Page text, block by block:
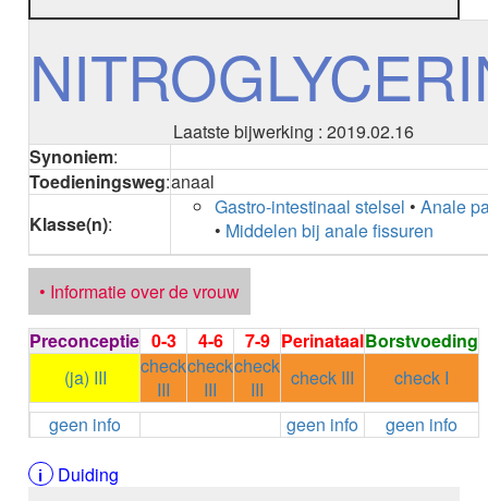
ADAPALEEN / BENZOYLPEROXIDE
ADENOSINE
AESCINE
AFLIBERCEPT parenteraal
AFLIBERCEPT intravitreaal
AGALSIDASE bèta
AGOMELATINE
ALBIGLUTIDE
ALBUTREPENONACOG ALFA
Stollingsfactor IX; Factor IX
ALCOHOL
ETHANOL
ALECTINIB
ALEMTUZUMAB
ALENDRONAAT/VIT D3
Laatste bijwerking : 2019.02.16
Synoniem:
Toedieningsweg:anaal
Klasse(n):
Gastro-intestinaal stelsel •Anale
• Middelen bij anale fissuren
• Informatie over de vrouw
Preconceptie 0-3 4-6 7-9 PerinataalBorstvoeding
(ja) III
check
III
check
III
check
III
check III
check I
geen info
geen info
geen info
Duiding